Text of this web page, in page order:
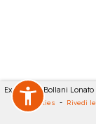
Expert City Bollani Lonato
Cookies - Rivedi